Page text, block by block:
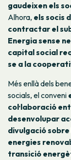
gaudeixen els
Alhora, els socis
contractar el
Energia sense
capital social
se a la
Més enllà dels
socials, el conveni
col·laboració
desenvolupar
divulgació
energies
transició